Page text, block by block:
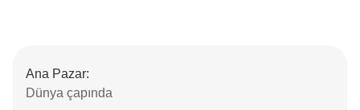
Ana Pazar:
Dünya çapında